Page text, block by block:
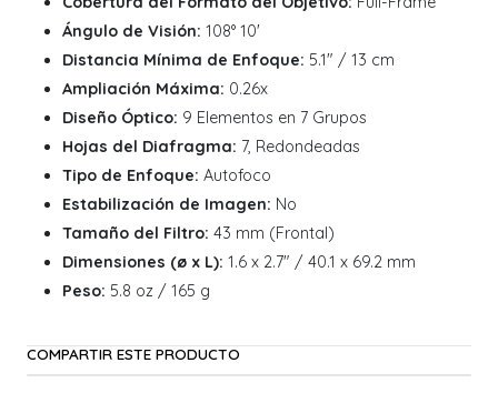
Ángulo de Visión: 108° 10'
Distancia Mínima de Enfoque: 5.1" / 13 cm
Ampliación Máxima: 0.26x
Diseño Óptico: 9 Elementos en 7 Grupos
Hojas del Diafragma: 7, Redondeadas
Tipo de Enfoque: Autofoco
Estabilización de Imagen: No
Tamaño del Filtro: 43 mm (Frontal)
Dimensiones (ø x L): 1.6 x 2.7" / 40.1 x 69.2 mm
Peso: 5.8 oz / 165 g
COMPARTIR ESTE PRODUCTO